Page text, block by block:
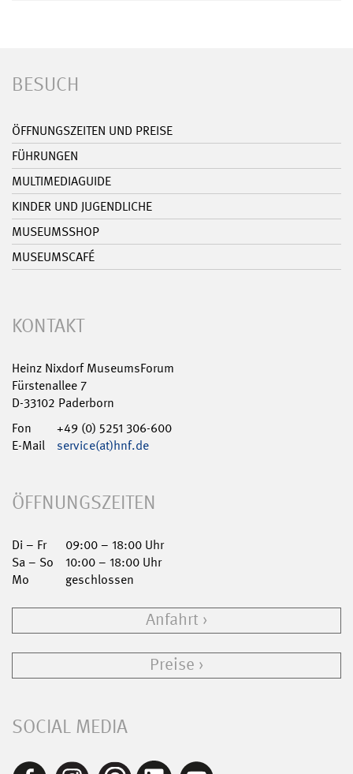
BESUCH
ÖFFNUNGSZEITEN UND PREISE
FÜHRUNGEN
MULTIMEDIAGUIDE
KINDER UND JUGENDLICHE
MUSEUMSSHOP
MUSEUMSCAFÉ
KONTAKT
Heinz Nixdorf MuseumsForum
Fürstenallee 7
D-33102 Paderborn
Fon
+49 (0) 5251 306-600
E-Mail
service(at)hnf.de
ÖFFNUNGSZEITEN
Di – Fr
09:00 – 18:00 Uhr
Sa – So
10:00 – 18:00 Uhr
Mo
geschlossen
Anfahrt
Preise
SOCIAL MEDIA